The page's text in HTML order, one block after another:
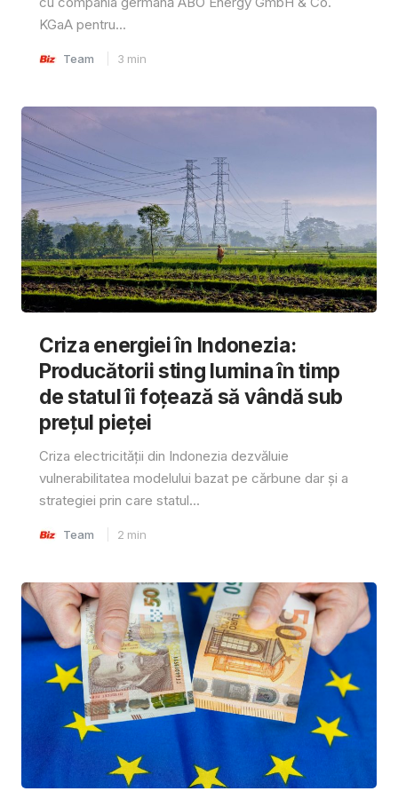
KGaA pentru...
Team 3 min
Criza energiei în Indonezia:
Producătorii sting lumina în timp
de statul îi foțează să vândă sub
prețul pieței
Criza electricității din Indonezia dezvăluie
vulnerabilitatea modelului bazat pe cărbune dar și a
strategiei prin care statul...
Team 2 min